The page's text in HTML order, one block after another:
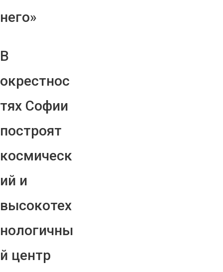
него»
В
окрестнос
тях Софии
построят
космическ
ий и
высокотех
нологичны
й центр